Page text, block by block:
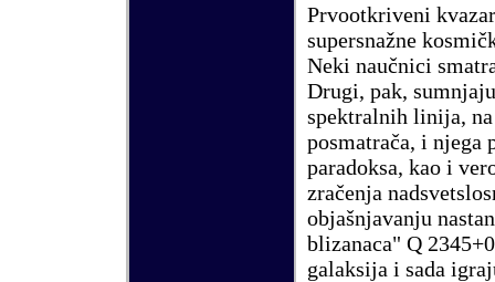
Prvootkriveni
supersnažne
Neki naučnici
Drugi, pak,
spektralnih linija, na
posmatrača, i
paradoksa, kao i
zračenja
objašnjavanju
blizanaca" Q
galaksija i sada